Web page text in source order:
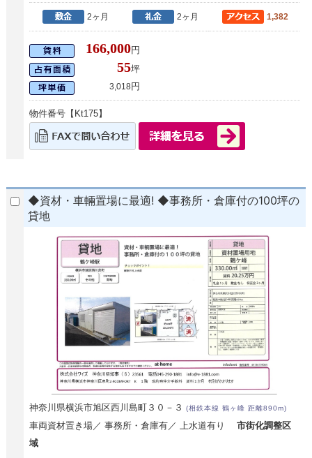
2ヶ月 2ヶ月 1,382
166,000円
55坪
3,018円
物件番号【Kt175】
◆資材・車輛置場に最適! ◆事務所・倉庫付の100坪の
貸地
神奈川県横浜市旭区西川島町３０－３(相鉄本線 鶴ヶ峰 距離890m)
車両資材置き場／ 事務所・倉庫有／ 上水道有り市街化調整区
域